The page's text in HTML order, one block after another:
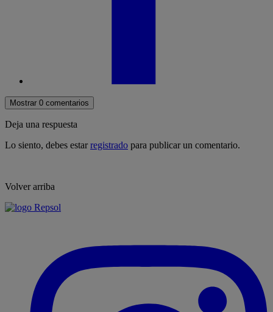
Mostrar 0 comentarios
Deja una respuesta
Lo siento, debes estarregistrado para publicar un comentario.
Volver arriba